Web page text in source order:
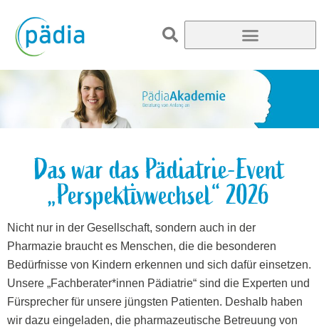
Das war das Pädiatrie-Event
„Perspektivwechsel“ 2026
Nicht nur in der Gesellschaft, sondern auch in der
Pharmazie braucht es Menschen, die die besonderen
Bedürfnisse von Kindern erkennen und sich dafür einsetzen.
Unsere „Fachberater*innen Pädiatrie“ sind die Experten und
Fürsprecher für unsere jüngsten Patienten. Deshalb haben
wir dazu eingeladen, die pharmazeutische Betreuung von